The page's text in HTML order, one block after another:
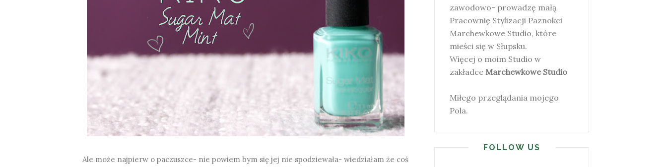
Ale może najpierw o paczuszce- nie powiem bym się jej nie spodziewała- wiedziałam że coś
zawodowo- prowadzę małą
Pracownię Stylizacji Paznokci
Marchewkowe Studio, które
mieści się w Słupsku.
Więcej o moim Studio w
zakładce Marchewkowe Studio
Miłego przeglądania mojego
Pola.
FOLLOW US